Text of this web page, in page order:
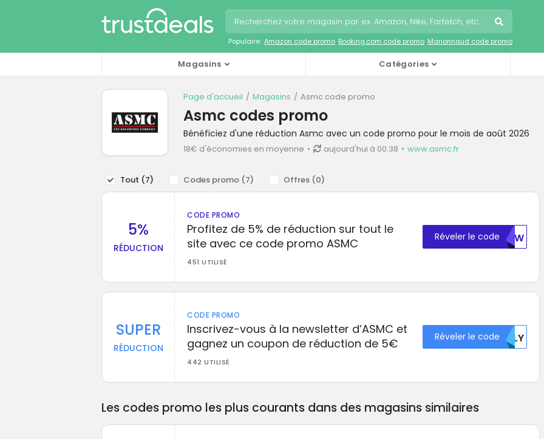
Populaire: Amazon code promo Booking.com code promo Marionnaud code promo
Magasins Catégories
Page d'accueil Magasins Asmc code promo
Asmc codes promo
Bénéficiez d'une réduction Asmc avec un code promo pour le mois de août 2026
18€ d'économies en moyenne aujourd'hui à 00:38 www.asmc.fr
Tout (7) Codes promo (7) Offres (0)
5%
RÉDUCTION
CODE PROMO
Profitez de 5% de réduction sur tout le
site avec ce code promo ASMC
451 UTILISÉ
Réveler le codeNXGW
SUPER
RÉDUCTION
CODE PROMO
Inscrivez-vous à la newsletter d’ASMC et
gagnez un coupon de réduction de 5€
442 UTILISÉ
Réveler le code C2LY
Les codes promo les plus courants dans des magasins similaires